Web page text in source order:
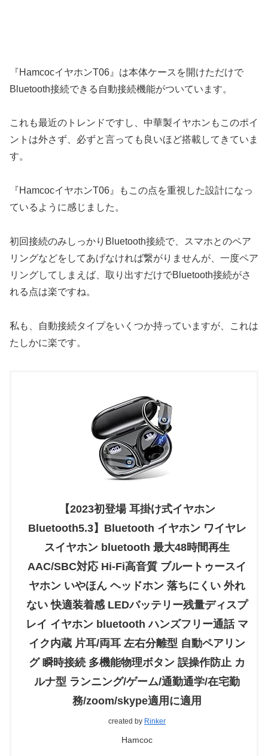
『HamcocイヤホンT06』は本体ケースを開けただけで
Bluetooth接続できる自動接続機能がついています。
これも最近のトレンドですし、中華製イヤホンもこのポイ
ントは外さず、必ずと言っても良いほど搭載してきていま
す。
『HamcocイヤホンT06』もこの点を重視した設計になっ
ているように感じました。
初回接続のみしっかりBluetooth接続で、スマホとのペア
リングなどをしてあげなければ繋がりませんが、一度ペア
リングしてしまえば、取り出すだけでBluetooth接続がさ
れる点は楽ですね。
私も、自動接続タイプをいくつか持っていますが、これは
たしかに楽です。
【2023初登場 耳掛け式イヤホン
Bluetooth5.3】Bluetooth イヤホン ワイヤレ
スイヤホン bluetooth 最大48時間再生
AAC/SBC対応 Hi-Fi高音質 ブルートゥースイ
ヤホン いやほん ヘッドホン 落ちにくい 外れ
ない 快適装着感 LEDバッテリー残量ディスプ
レイ イヤホン bluetooth ハンズフリー通話 マ
イク内蔵 片耳/両耳 左右分離型 自動ペアリン
グ 瞬時接続 多機能物理ボタン 誤操作防止 カ
ルナ型 ランニング/ゲーム/通勤通学/在宅勤
務/zoom/skype適用に適用
created by Rinker
Hamcoc